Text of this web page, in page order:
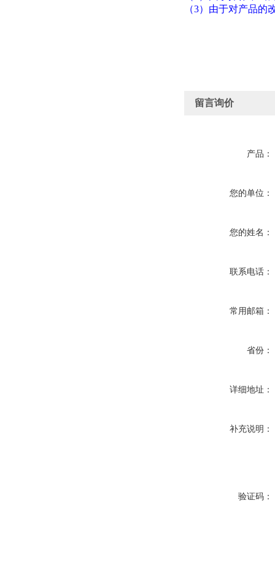
（3）由于对产品的
留言询价
产品：
您的单位：
您的姓名：
联系电话：
常用邮箱：
省份：
详细地址：
补充说明：
验证码：